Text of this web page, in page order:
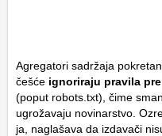
Agregatori sadržaja
češće ignoriraju pravila
(poput robots.txt), čime
ugrožavaju novinarstvo.
ja, naglašava da izdavači